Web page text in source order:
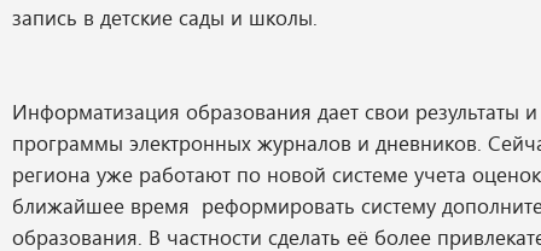
запись в детские сады и школы.
Информатизация образования дает свои результаты
программы электронных журналов и дневников.
региона уже работают по новой системе учета
ближайшее время реформировать систему
образования. В частности сделать её более